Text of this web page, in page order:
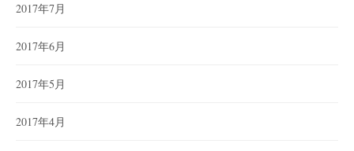
2017年7月
2017年6月
2017年5月
2017年4月